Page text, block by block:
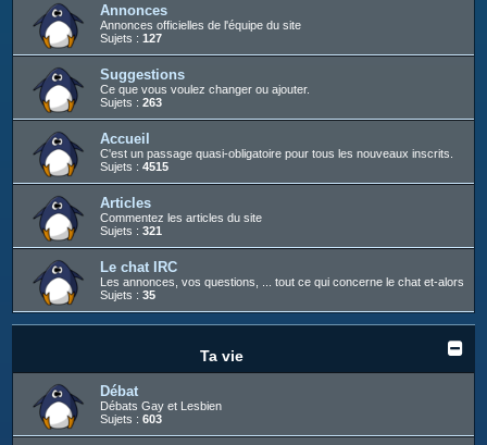
r
Annonces
Annonces officielles de l'équipe du site
Sujets : 127
Suggestions
Ce que vous voulez changer ou ajouter.
Sujets : 263
Accueil
C'est un passage quasi-obligatoire pour tous les nouveaux inscrits.
Sujets : 4515
Articles
Commentez les articles du site
Sujets : 321
Le chat IRC
Les annonces, vos questions, ... tout ce qui concerne le chat et-alors
Sujets : 35
Ta vie
Débat
Débats Gay et Lesbien
Sujets : 603